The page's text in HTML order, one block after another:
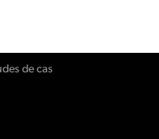
de cas